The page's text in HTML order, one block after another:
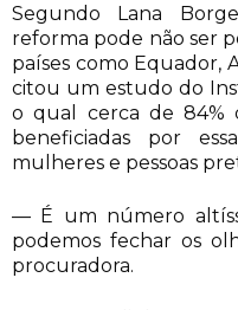
Segundo Lana
reforma pode não ser
países como Equador,
citou um estudo do
o qual cerca de 84%
beneficiadas por
mulheres e pessoas
— É um número
podemos fechar os
procuradora.